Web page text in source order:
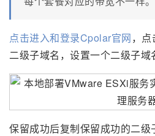
点击进入和登录Cpolar官网，
二级子域名，设置一个二级子域
保留成功后复制保留成功的二级